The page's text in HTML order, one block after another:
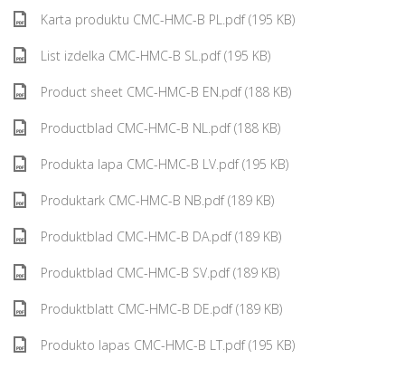
Karta produktu CMC-HMC-B PL.pdf (195 KB)
List izdelka CMC-HMC-B SL.pdf (195 KB)
Product sheet CMC-HMC-B EN.pdf (188 KB)
Productblad CMC-HMC-B NL.pdf (188 KB)
Produkta lapa CMC-HMC-B LV.pdf (195 KB)
Produktark CMC-HMC-B NB.pdf (189 KB)
Produktblad CMC-HMC-B DA.pdf (189 KB)
Produktblad CMC-HMC-B SV.pdf (189 KB)
Produktblatt CMC-HMC-B DE.pdf (189 KB)
Produkto lapas CMC-HMC-B LT.pdf (195 KB)